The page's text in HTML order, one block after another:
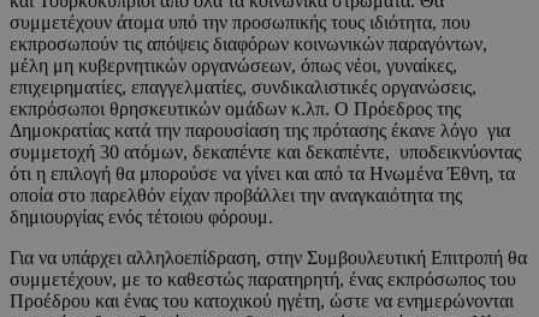
συμμετέχουν άτομα υπό την προσωπικής τους ιδιότητα, που
εκπροσωπούν τις απόψεις διαφόρων κοινωνικών παραγόντων,
μέλη μη κυβερνητικών οργανώσεων, όπως νέοι, γυναίκες,
επιχειρηματίες, επαγγελματίες, συνδικαλιστικές οργανώσεις,
εκπρόσωποι θρησκευτικών ομάδων κ.λπ. Ο Πρόεδρος της
Δημοκρατίας κατά την παρουσίαση της πρότασης έκανε λόγο για
συμμετοχή 30 ατόμων, δεκαπέντε και δεκαπέντε, υποδεικνύοντας
ότι η επιλογή θα μπορούσε να γίνει και από τα Ηνωμένα Έθνη, τα
οποία στο παρελθόν είχαν προβάλλει την αναγκαιότητα της
δημιουργίας ενός τέτοιου φόρουμ.
Για να υπάρχει αλληλοεπίδραση, στην Συμβουλευτική Επιτροπή θα
συμμετέχουν, με το καθεστώς παρατηρητή, ένας εκπρόσωπος του
Προέδρου και ένας του κατοχικού ηγέτη, ώστε να ενημερώνονται